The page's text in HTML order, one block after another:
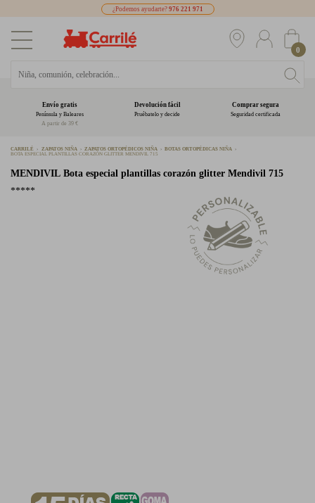
¿Podemos ayudarte? 976 221 971
0
Envío gratis
Península y Baleares
A partir de 39 €
Devolución fácil
Pruébatelo y decide
Comprar segura
Seguridad certificada
CARRILÉ ZAPATOS NIÑA ZAPATOS ORTOPÉDICOS NIÑA
BOTAS ORTOPÉDICAS NIÑA
BOTA ESPECIAL PLANTILLAS CORAZÓN GLITTER MENDIVIL 715
MENDIVIL Bota especial plantillas corazón glitter Mendivil 715
*****